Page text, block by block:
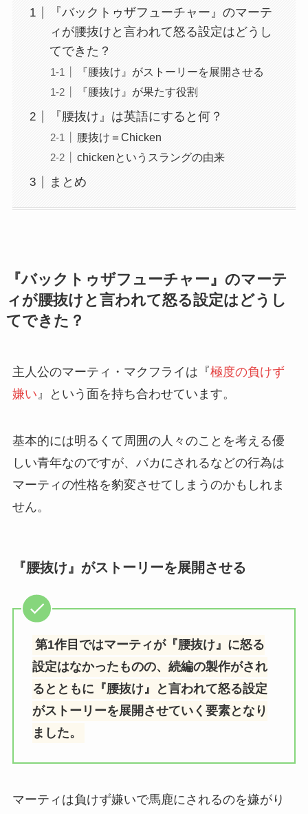
『バックトゥザフューチャー』のマーテ
ィが腰抜けと言われて怒る設定はどうし
てできた？
『腰抜け』がストーリーを展開させる
『腰抜け』が果たす役割
『腰抜け』は英語にすると何？
腰抜け＝Chicken
chickenというスラングの由来
まとめ
『バックトゥザフューチャー』のマーテ
ィが腰抜けと言われて怒る設定はどうし
てできた？
主人公のマーティ・マクフライは『極度の負けず
嫌い 』という面を持ち合わせています。
基本的には明るくて周囲の人々のことを考える優
しい青年なのですが、バカにされるなどの行為は
マーティの性格を豹変させてしまうのかもしれま
せん。
『腰抜け』がストーリーを展開させる
第1作目ではマーティが『腰抜け』に怒る
設定はなかったものの、続編の製作がされ
るとともに『腰抜け』と言われて怒る設定
がストーリーを展開させていく要素となり
ました。
マーティは負けず嫌いで馬鹿にされるのを嫌がり